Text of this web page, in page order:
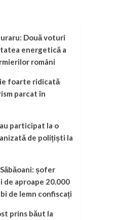
Două voturi
energetică a
români
foarte ridicată
parcat în
participat la o
de polițiști la
șofer
de aproape 20.000
de lemn confiscați
prins băut la